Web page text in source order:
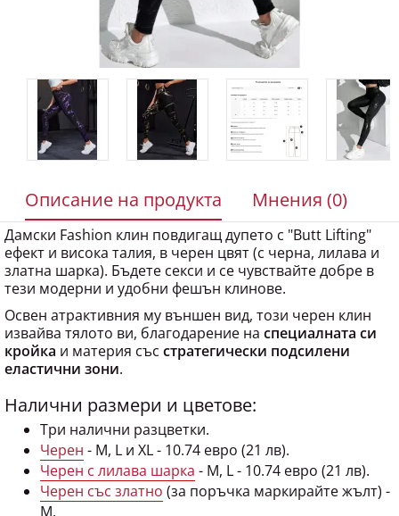
Дамски Fashion клин повдигащ дупето с "Butt Lifting"
ефект и висока талия, в черен цвят (с черна, лилава и
златна шарка). Бъдете секси и се чувствайте добре в
тези модерни и удобни фешън клинове.
Освен атрактивния му външен вид, този черен клин
извайва тялото ви, благодарение наспециалната си
кройкаи материя съсстратегически подсилени
еластични зони.
Три налични разцветки.
Черен- M, L и XL - 10.74 евро (21 лв).
Черен с лилава шарка- M, L - 10.74 евро (21 лв).
Черен със златно(за поръчка маркирайте жълт) -
М.